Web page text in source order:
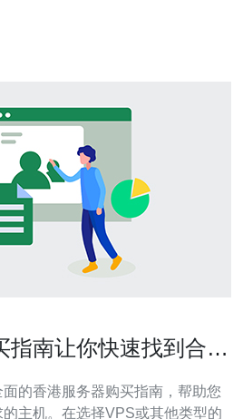
指南让你快速找到合适
的香港服务器购买指南，帮助您
主机。在选择VPS或其他类型的